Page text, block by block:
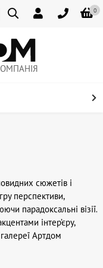
0
сюжетів і
перспективи,
парадоксальні візії.
інтер’єру,
Артдом
підкреслять